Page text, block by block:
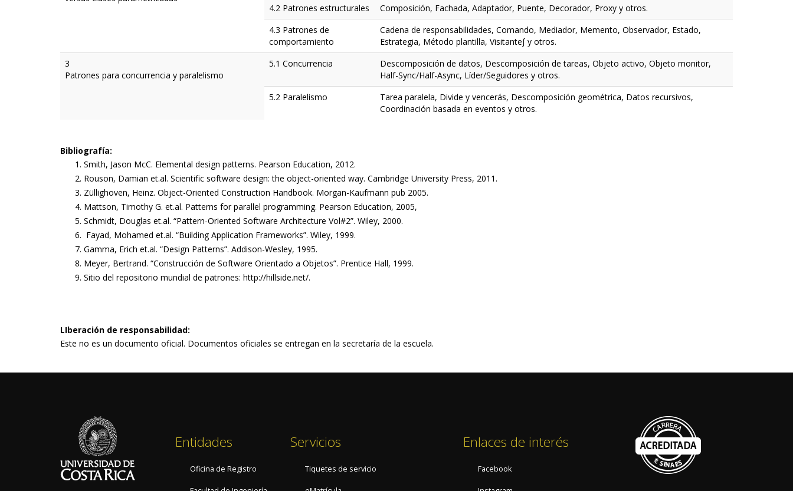
4.2 Patrones estructurales
Composición, Fachada, Adaptador, Puente, Decorador, Proxy y otros.
4.3 Patrones de
comportamiento
Cadena de responsabilidades, Comando, Mediador, Memento, Observador, Estado,
Estrategia, Método plantilla, Visitante∫ y otros.
3
​​​​​​Patrones para concurrencia y paralelismo
5.1 Concurrencia
Descomposición de datos, Descomposición de tareas, Objeto activo, Objeto monitor,
Half-Sync/Half-Async, Líder/Seguidores y otros.
5.2 Paralelismo
Tarea paralela, Divide y vencerás, Descomposición geométrica, Datos recursivos,
Coordinación basada en eventos y otros.
Bibliografía:
Smith, Jason McC. Elemental design patterns. Pearson Education, 2012.
Rouson, Damian et.al. Scientific software design: the object-oriented way. Cambridge University Press, 2011.
Züllighoven, Heinz. Object-Oriented Construction Handbook. Morgan-Kaufmann pub 2005.
Mattson, Timothy G. et.al. Patterns for parallel programming. Pearson Education, 2005,
Schmidt, Douglas et.al. “Pattern-Oriented Software Architecture Vol#2”. Wiley, 2000.
Fayad, Mohamed et.al. “Building Application Frameworks”. Wiley, 1999.
Gamma, Erich et.al. “Design Patterns”. Addison-Wesley, 1995.
Meyer, Bertrand. “Construcción de Software Orientado a Objetos”. Prentice Hall, 1999.
Sitio del repositorio mundial de patrones: http://hillside.net/.
LIberación de responsabilidad:
Este no es un documento oficial. Documentos oficiales se entregan en la secretaría de la escuela.
Entidades
Oficina de Registro
Servicios
Tiquetes de servicio
Enlaces de interés
Facebook